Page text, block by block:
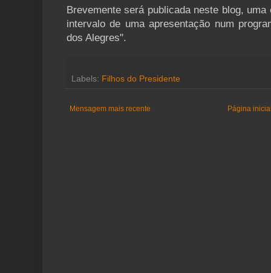
Brevemente será publicada neste blog,
intervalo de uma apresentação num
dos Alegres".
Labels: Filhos do Presidente
Mensagem mais recente Página